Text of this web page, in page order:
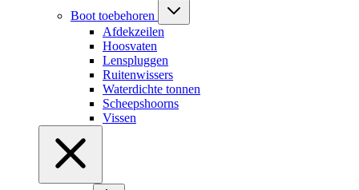
Boot toebehoren
Afdekzeilen
Hoosvaten
Lenspluggen
Ruitenwissers
Waterdichte tonnen
Scheepshoorns
Vissen